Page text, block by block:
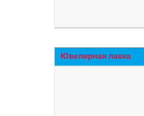
Ювелирная лавка